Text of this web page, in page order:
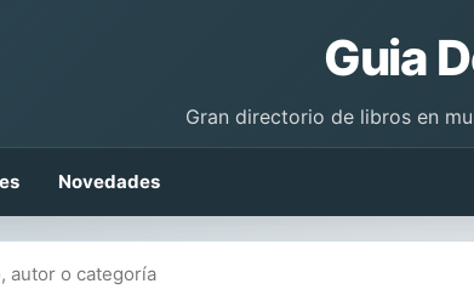
Guia
Gran directorio de libros en
Novedades